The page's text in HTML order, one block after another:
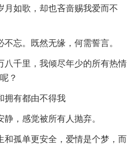
如歌，却也吝啬赐我爱而不
忘。既然无缘，何需誓言。
千里，我倾尽年少的所有热情
？
有都由不得我
，感觉被所有人抛弃。
孤单更安全，爱情是个梦，而